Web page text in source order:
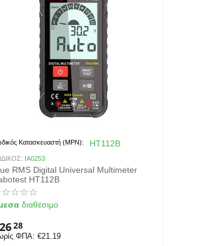
Κατασκευαστή (MPN): HT112B
IA0253
RMS Digital Universal Multimeter
HT112B
διαθέσιμο
2628
ΦΠΑ: €21.19